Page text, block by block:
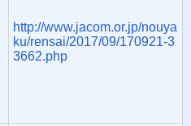
http://www.jacom.or.jp/nouya
ku/rensai/2017/09/170921-3
3662.php